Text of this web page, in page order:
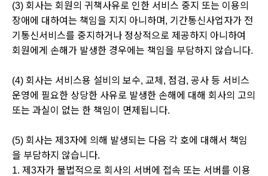
(3) 회사는 회원의 귀책사유로 인한 서비스 중지 또는 이용의
장애에 대하여는 책임을 지지 아니하며, 기간통신사업자가 전
기통신서비스를 중지하거나 정상적으로 제공하지 아니하여
회원에게 손해가 발생한 경우에는 책임을 부담하지 않습니다.
(4) 회사는 서비스용 설비의 보수, 교체, 점검, 공사 등 서비스
운영에 필요한 상당한 사유로 발생한 손해에 대해 회사의 고의
또는 과실이 없는 한 책임이 면제됩니다.
(5) 회사는 제3자에 의해 발생되는 다음 각 호에 대해서 책임
을 부담하지 않습니다.
1. 제3자가 불법적으로 회사의 서버에 접속 또는 서버를 이용